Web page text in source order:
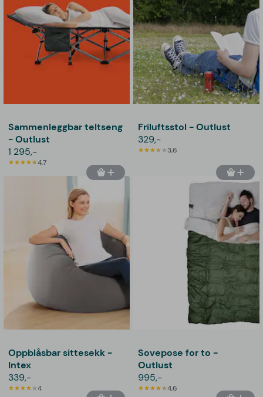
Sammenleggbar teltseng
- Outlust
1 295,-
4,7
Friluftsstol - Outlust
329,-
3,6
Oppblåsbar sittesekk -
Intex
339,-
4
Sovepose for to -
Outlust
995,-
4,6